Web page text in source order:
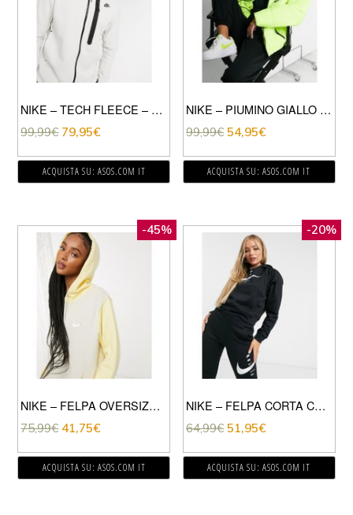
NIKE – TECH FLEECE – GIACCA BOMBER CON ZIP COLOR BIANCO SPORCO-BEIGE
99,99€ 79,95€
ACQUISTA SU: ASOS.COM IT
NIKE – PIUMINO GIALLO FLUO CON LOGO NIKE SUL RETRO
99,99€ 54,95€
ACQUISTA SU: ASOS.COM IT
-45%
NIKE – FELPA OVERSIZE GIALLO COLOR BLOCK TONO SU TONO CON LOGO METALLIZZATO PICCOLO E CAPPUCCIO
75,99€ 41,75€
ACQUISTA SU: ASOS.COM IT
-20%
NIKE – FELPA CORTA CON CAPPUCCIO E LOGO NERA-NERO
64,99€ 51,95€
ACQUISTA SU: ASOS.COM IT